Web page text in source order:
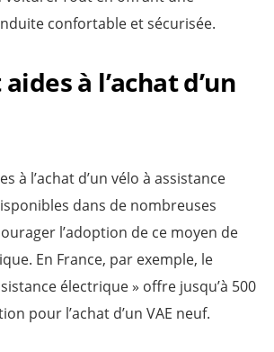
confortable et sécurisée.
à l’achat d’un
à l’achat d’un vélo à assistance
dans de nombreuses
l’adoption de ce moyen de
En France, par exemple, le
électrique » offre jusqu’à 500
pour l’achat d’un VAE neuf.